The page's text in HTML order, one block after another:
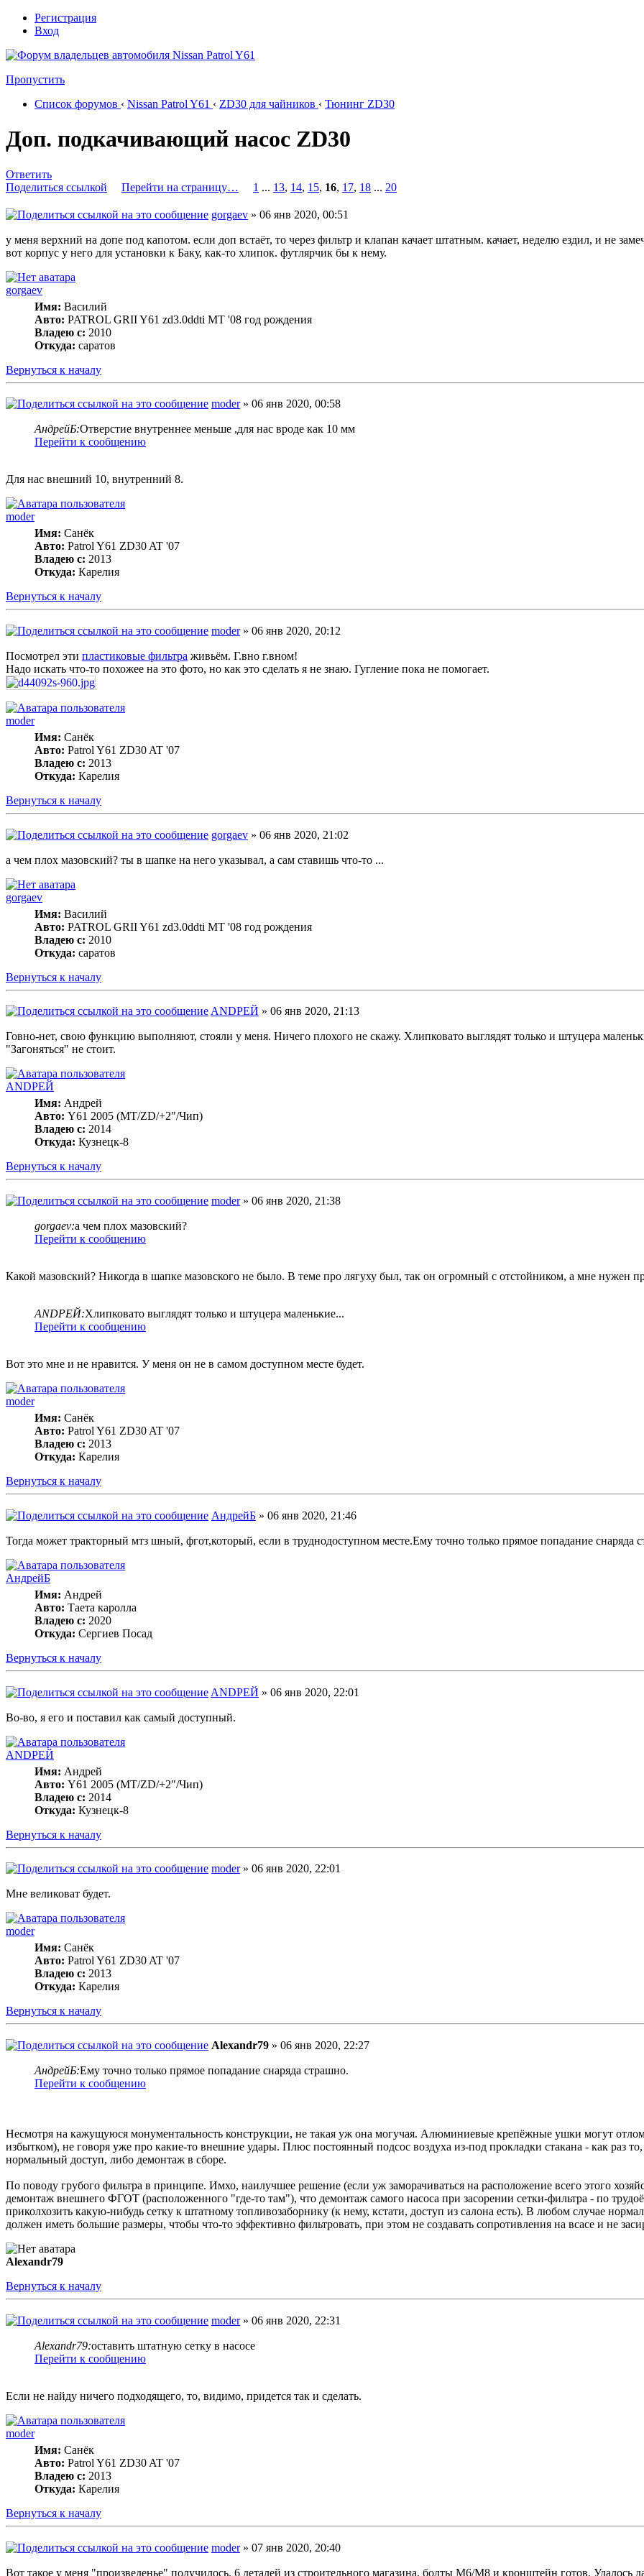
Регистрация
Вход
Пропустить
Список форумов ‹ Nissan Patrol Y61 ‹ ZD30 для чайников ‹ Тюнинг ZD30
Доп. подкачивающий насос ZD30
Ответить
Поделиться ссылкой
Перейти на страницу… 1 ... 13, 14, 15, 16, 17, 18 ... 20
gorgaev » 06 янв 2020, 00:51
у меня верхний на допе под капотом. если доп встаёт, то через фильтр и клапан качает штатным. качает, неделю ездил, и не
вот корпус у него для установки к Баку, как-то хлипок. футлярчик бы к нему.
gorgaev
Имя: Василий
Авто: PATROL GRII Y61 zd3.0ddti MT '08 год рождения
Владею с: 2010
Откуда: саратов
Вернуться к началу
moder» 06 янв 2020, 00:58
АндрейБ:Отверстие внутреннее меньше ,для нас вроде как 10 мм
Перейти к сообщению
Для нас внешний 10, внутренний 8.
moder
Имя: Санёк
Авто: Patrol Y61 ZD30 AT '07
Владею с: 2013
Откуда: Карелия
Вернуться к началу
moder» 06 янв 2020, 20:12
Посмотрел эти пластиковые фильтра живьём. Г.вно г.вном!
Надо искать что-то похожее на это фото, но как это сделать я не знаю. Гугление пока не помогает.
moder
Имя: Санёк
Авто: Patrol Y61 ZD30 AT '07
Владею с: 2013
Откуда: Карелия
Вернуться к началу
gorgaev » 06 янв 2020, 21:02
а чем плох мазовский? ты в шапке на него указывал, а сам ставишь что-то ...
gorgaev
Имя: Василий
Авто: PATROL GRII Y61 zd3.0ddti MT '08 год рождения
Владею с: 2010
Откуда: саратов
Вернуться к началу
ANDРЕЙ » 06 янв 2020, 21:13
Говно-нет, свою функцию выполняют, стояли у меня. Ничего плохого не скажу. Хлипковато выглядят только и штуцера
"Загоняться" не стоит.
ANDРЕЙ
Имя: Андрей
Авто: Y61 2005 (МT/ZD/+2"/Чип)
Владею с: 2014
Откуда: Кузнецк-8
Вернуться к началу
moder» 06 янв 2020, 21:38
gorgaev:а чем плох мазовский?
Перейти к сообщению
Какой мазовский? Никогда в шапке мазовского не было. В теме про лягуху был, так он огромный с отстойником, а мне нужен
ANDРЕЙ:Хлипковато выглядят только и штуцера маленькие...
Перейти к сообщению
Вот это мне и не нравится. У меня он не в самом доступном месте будет.
moder
Имя: Санёк
Авто: Patrol Y61 ZD30 AT '07
Владею с: 2013
Откуда: Карелия
Вернуться к началу
АндрейБ » 06 янв 2020, 21:46
Тогда может тракторный мтз шный, фгот,который, если в труднодоступном месте.Ему точно только прямое попадание снаряда
АндрейБ
Имя: Андрей
Авто: Таета каролла
Владею с: 2020
Откуда: Сергиев Посад
Вернуться к началу
ANDРЕЙ » 06 янв 2020, 22:01
Во-во, я его и поставил как самый доступный.
ANDРЕЙ
Имя: Андрей
Авто: Y61 2005 (МT/ZD/+2"/Чип)
Владею с: 2014
Откуда: Кузнецк-8
Вернуться к началу
moder» 06 янв 2020, 22:01
Мне великоват будет.
moder
Имя: Санёк
Авто: Patrol Y61 ZD30 AT '07
Владею с: 2013
Откуда: Карелия
Вернуться к началу
Alexandr79 » 06 янв 2020, 22:27
АндрейБ:Ему точно только прямое попадание снаряда страшно.
Перейти к сообщению
Несмотря на кажущуюся монументальность конструкции, не такая уж она могучая. Алюминиевые крепёжные ушки могут
избытком), не говоря уже про какие-то внешние удары. Плюс постоянный подсос воздуха из-под прокладки стакана - как раз
нормальный доступ, либо демонтаж в сборе.
По поводу грубого фильтра в принципе. Имхо, наилучшее решение (если уж заморачиваться на расположение всего этого
демонтаж внешнего ФГОТ (расположенного "где-то там"), что демонтаж самого насоса при засорении сетки-фильтра - по
приколхозить какую-нибудь сетку к штатному топливозаборнику (к нему, кстати, доступ из салона есть). В любом случае
должен иметь большие размеры, чтобы что-то эффективно фильтровать, при этом не создавать сопротивления на всасе и не
Alexandr79
Вернуться к началу
moder» 06 янв 2020, 22:31
Alexandr79:оставить штатную сетку в насосе
Перейти к сообщению
Если не найду ничего подходящего, то, видимо, придется так и сделать.
moder
Имя: Санёк
Авто: Patrol Y61 ZD30 AT '07
Владею с: 2013
Откуда: Карелия
Вернуться к началу
moder» 07 янв 2020, 20:40
Вот такое у меня "произведенье" получилось. 6 деталей из строительного магазина, болты М6/М8 и кронштейн готов. Удалось